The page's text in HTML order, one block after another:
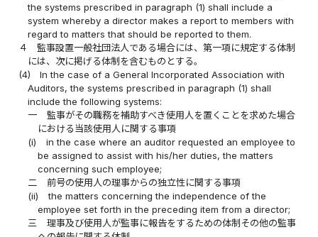
the systems prescribed in paragraph (1) shall include a
system whereby a director makes a report to members with
regard to matters that should be reported to them.
４
監事設置一般社団法人である場合には、第一項に規定する体制
には、次に掲げる体制を含むものとする。
(4)
In the case of a General Incorporated Association with
Auditors, the systems prescribed in paragraph (1) shall
include the following systems:
一
監事がその職務を補助すべき使用人を置くことを求めた場合
における当該使用人に関する事項
(i)
in the case where an auditor requested an employee to
be assigned to assist with his/her duties, the matters
concerning such employee;
二
前号の使用人の理事からの独立性に関する事項
(ii)
the matters concerning the independence of the
employee set forth in the preceding item from a director;
三
理事及び使用人が監事に報告をするための体制その他の監事